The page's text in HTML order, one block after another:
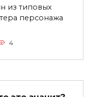
из типовых
персонажа
4